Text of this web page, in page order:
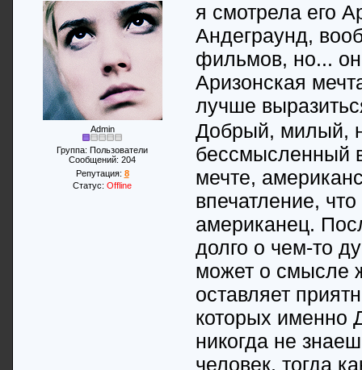
Admin
Группа: Пользователи
Сообщений: 204
Репутация: 8
Статус: Offline
я смотрела его
Андеграунд,
фильмов, но...
Аризонская
лучше
Добрый, милый,
бессмысленный
мечте,
впечатление,
американец.
долго о чем-то
может о смысле
оставляет
которых именно
никогда не
человек, тогда